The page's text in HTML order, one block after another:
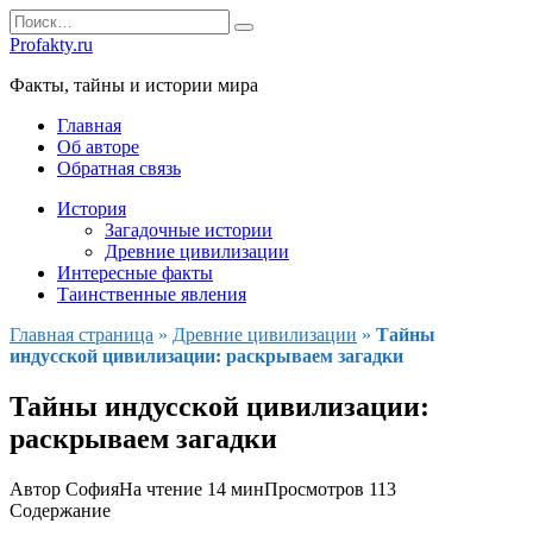
Перейти
к
содержанию
Search
for:
Profakty.ru
Факты, тайны и истории мира
Главная
Об авторе
Обратная связь
История
Загадочные истории
Древние цивилизации
Интересные факты
Таинственные явления
Главная страница » Древние цивилизации » Тайны
индусской цивилизации: раскрываем загадки
Тайны индусской цивилизации:
раскрываем загадки
Автор СофияНа чтение 14 минПросмотров 113
Содержание